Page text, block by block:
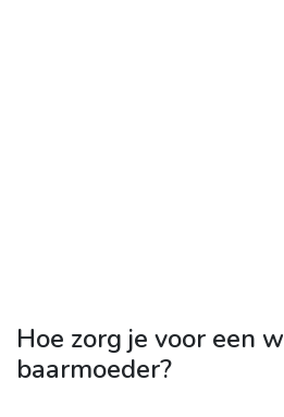
Hoe zorg je voor een
baarmoeder?